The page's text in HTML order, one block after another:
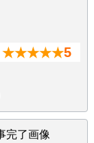
★★★★★5